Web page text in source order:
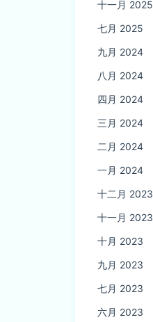
十一月 2025
七月 2025
九月 2024
八月 2024
四月 2024
三月 2024
二月 2024
一月 2024
十二月 2023
十一月 2023
十月 2023
九月 2023
七月 2023
六月 2023